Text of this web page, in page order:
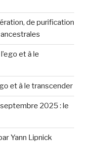
de purification
et à le
et à le transcender
2025 : le
Yann Lipnick